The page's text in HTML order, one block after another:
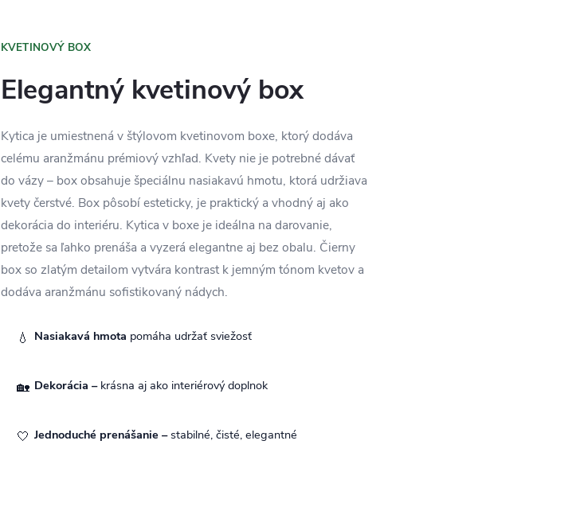
KVETINOVÝ BOX
Elegantný kvetinový box
Kytica je umiestnená v štýlovom kvetinovom boxe, ktorý dodáva
celému aranžmánu prémiový vzhľad. Kvety nie je potrebné dávať
do vázy – box obsahuje špeciálnu nasiakavú hmotu, ktorá udržiava
kvety čerstvé. Box pôsobí esteticky, je praktický a vhodný aj ako
dekorácia do interiéru. Kytica v boxe je ideálna na darovanie,
pretože sa ľahko prenáša a vyzerá elegantne aj bez obalu. Čierny
box so zlatým detailom vytvára kontrast k jemným tónom kvetov a
dodáva aranžmánu sofistikovaný nádych.
💧 Nasiakavá hmota pomáha udržať sviežosť
🏡 Dekorácia – krásna aj ako interiérový doplnok
🤍 Jednoduché prenášanie –stabilné, čisté, elegantné